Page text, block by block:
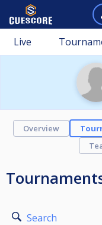
Live
Overview
Search